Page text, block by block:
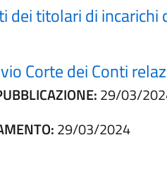
dei titolari di incarichi
Corte dei Conti
29/03/
29/03/2024